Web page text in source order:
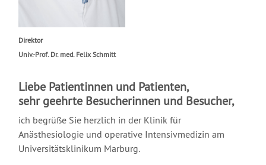
Direktor
Univ.-Prof. Dr. med. Felix Schmitt
Liebe Patientinnen und Patienten,
sehr geehrte Besucherinnen und Besucher,
ich begrüße Sie herzlich in der Klinik für
Anästhesiologie und operative Intensivmedizin am
Universitätsklinikum Marburg.